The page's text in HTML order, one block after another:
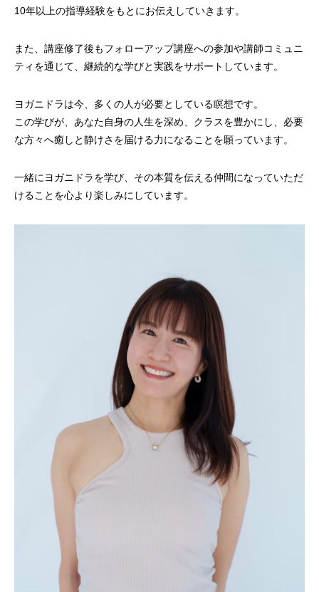
10年以上の指導経験をもとにお伝えしていきます。
また、講座修了後もフォローアップ講座への参加や講師コミュニ
ティを通じて、継続的な学びと実践をサポートしています。
ヨガニドラは今、多くの人が必要としている瞑想です。
この学びが、あなた自身の人生を深め、クラスを豊かにし、必要
な方々へ癒しと静けさを届ける力になることを願っています。
一緒にヨガニドラを学び、その本質を伝える仲間になっていただ
けることを心より楽しみにしています。